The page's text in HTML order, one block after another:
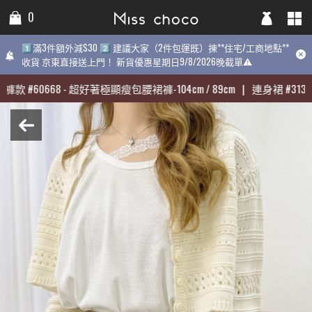
0
1️⃣滿3件額外減$30 2️⃣ 建議大家（2件包運既）揀**住宅/工商地點**
收貨 京東直接送上門！ 新貨優惠星期日9/8/2026晚截單⚠️
款#60668-超好著極顯瘦包腰裙褲-104cm / 89cm | 連身裙#31398
0
1️⃣滿3件額外減$30 2️⃣ 建議大家（2件包運既）揀**住宅/工商地點**
收貨 京東直接送上門！ 新貨優惠星期日9/8/2026晚截單⚠️
款#60668-超好著極顯瘦包腰裙褲-104cm / 89cm | 連身裙#31398
1️⃣滿3件額外減$30 2️⃣ 建議大家（2件包運既）揀**住宅/工商地點**
9/8/2026晚截單⚠️
熱賣: 褲款#60668-超好著極顯瘦包腰裙褲-104cm / 89cm | 連身裙